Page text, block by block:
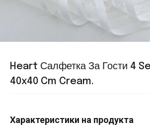
Heart Салфетка За Гости 4
40x40 Cm Cream.
Характеристики на продукта